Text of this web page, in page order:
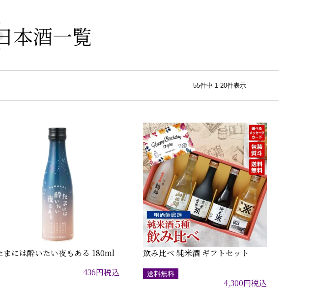
本酒一覧
55件中 1-20件表示
まには酔いたい夜もある 180ml
436円税込
飲み比べ 純米酒 ギフトセット
送料無料
4,300円税込